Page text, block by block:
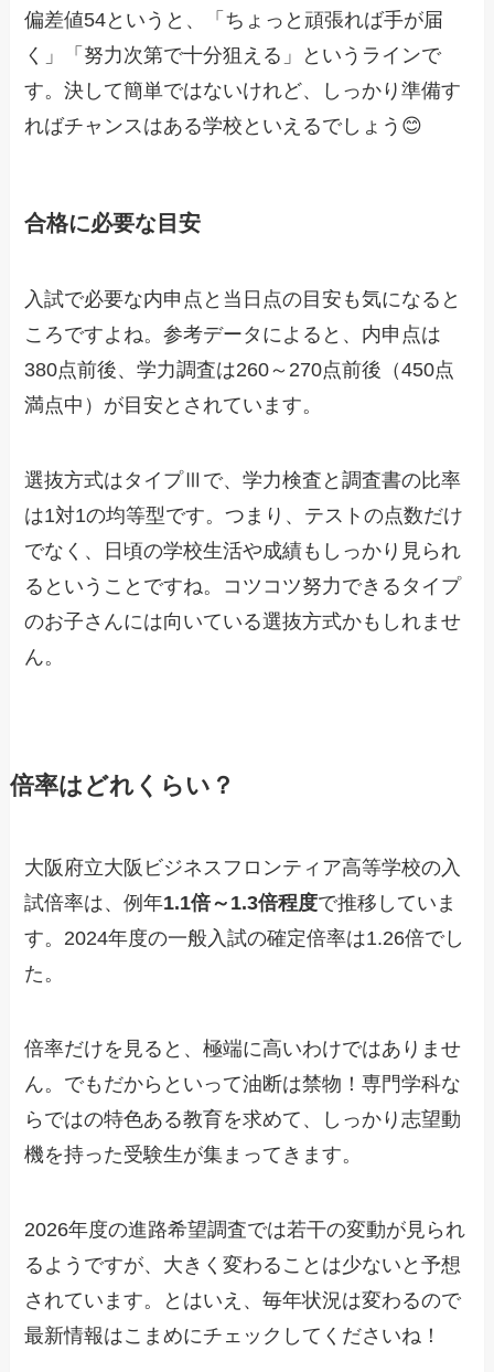
偏差値54というと、「ちょっと頑張れば手が届
く」「努力次第で十分狙える」というラインで
す。決して簡単ではないけれど、しっかり準備す
ればチャンスはある学校といえるでしょう😊
合格に必要な目安
入試で必要な内申点と当日点の目安も気になると
ころですよね。参考データによると、内申点は
380点前後、学力調査は260～270点前後（450点
満点中）が目安とされています。
選抜方式はタイプⅢで、学力検査と調査書の比率
は1対1の均等型です。つまり、テストの点数だけ
でなく、日頃の学校生活や成績もしっかり見られ
るということですね。コツコツ努力できるタイプ
のお子さんには向いている選抜方式かもしれませ
ん。
倍率はどれくらい？
大阪府立大阪ビジネスフロンティア高等学校の入
試倍率は、例年1.1倍～1.3倍程度で推移していま
す。2024年度の一般入試の確定倍率は1.26倍でし
た。
倍率だけを見ると、極端に高いわけではありませ
ん。でもだからといって油断は禁物！専門学科な
らではの特色ある教育を求めて、しっかり志望動
機を持った受験生が集まってきます。
2026年度の進路希望調査では若干の変動が見られ
るようですが、大きく変わることは少ないと予想
されています。とはいえ、毎年状況は変わるので
最新情報はこまめにチェックしてくださいね！